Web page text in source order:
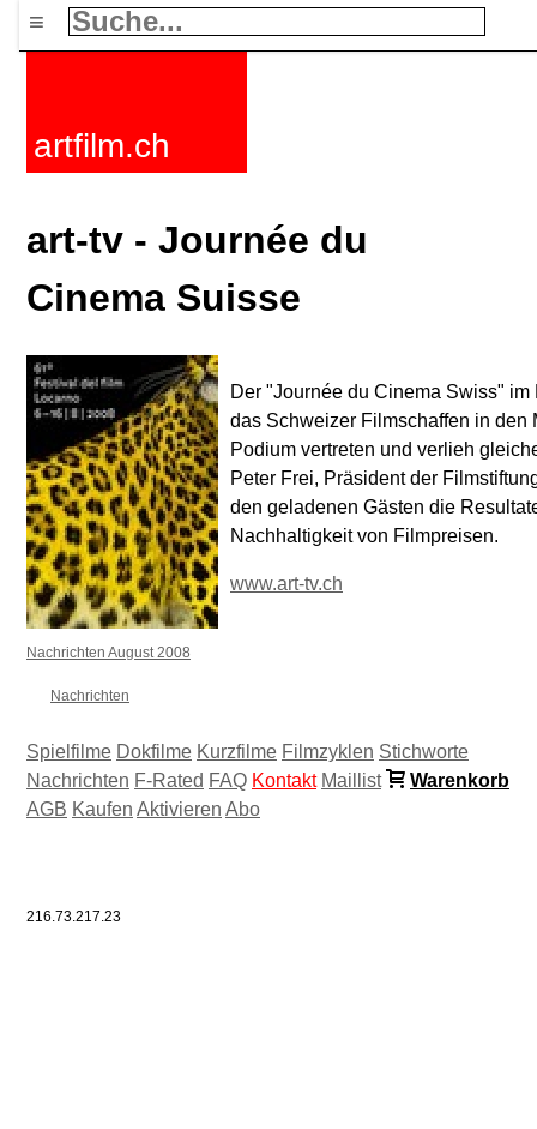
≡
artfilm.ch
art-tv - Journée du
Cinema Suisse
Der "Journée du Cinema Swiss"
das Schweizer Filmschaffen in den
Podium vertreten und verlieh
Peter Frei, Präsident der
den geladenen Gästen die
Nachhaltigkeit von Filmpreisen.
www.art-tv.ch
Nachrichten August 2008
Nachrichten
Spielfilme Dokfilme Kurzfilme Filmzyklen Stichworte
Nachrichten F-Rated FAQ Kontakt Maillist
Warenkorb
AGB Kaufen Aktivieren Abo
216.73.217.23